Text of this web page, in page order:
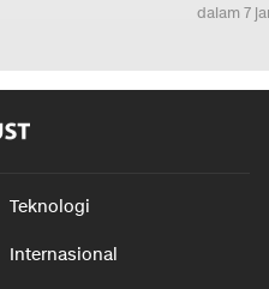
dalam 7
Teknologi
Internasional